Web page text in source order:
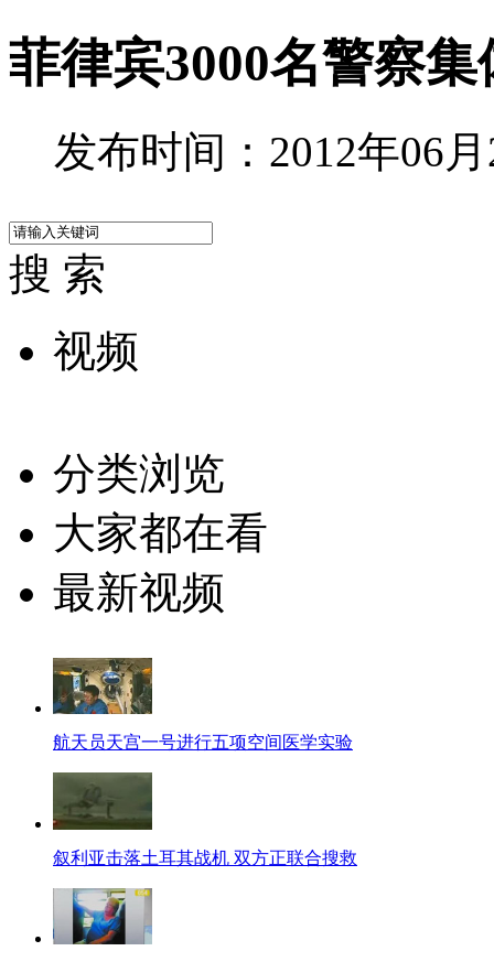
菲律宾3000名警察集
发布时间：2012年06
搜 索
视频
分类浏览
大家都在看
最新视频
航天员天宫一号进行五项空间医学实验
叙利亚击落土耳其战机 双方正联合搜救